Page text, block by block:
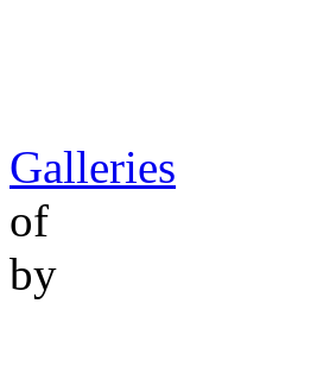
Galleries
of
by